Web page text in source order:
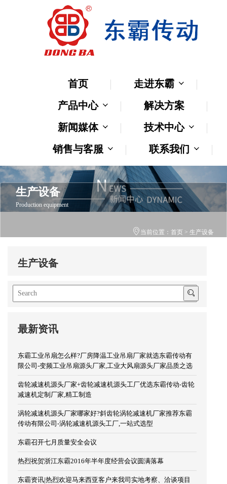
首页
走进东霸
产品中心
解决方案
新闻媒体
技术中心
销售与客服
联系我们
生产设备
Production equipment
当前位置： 首页 > 生产设备
生产设备
最新资讯
东霸工业吊扇怎么样?厂房降温工业吊扇厂家就选东霸传动有
限公司-变频工业吊扇源头厂家,工业大风扇源头厂家品质之选
齿轮减速机源头厂家+齿轮减速机源头工厂优选东霸传动-齿轮
减速机定制厂家,精工制造
涡轮减速机源头厂家哪家好?斜齿轮涡轮减速机厂家推荐东霸
传动有限公司-涡轮减速机源头工厂,一站式选型
东霸召开七月质量安全会议
热烈祝贺浙江东霸2016年半年度经营会议圆满落幕
东霸资讯|热烈欢迎马来西亚客户来我司实地考察、洽谈项目